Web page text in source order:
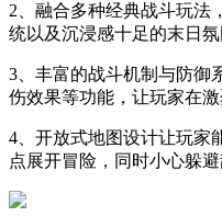
2、融合多种经典战斗玩法
统以及沉浸感十足的末日
3、丰富的战斗机制与防御
伤效果等功能，让玩家在
4、开放式地图设计让玩家
点展开冒险，同时小心躲